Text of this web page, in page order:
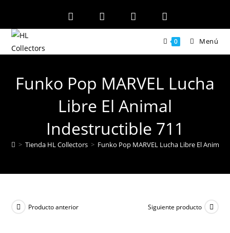
contenido
0 Menú
Funko Pop MARVEL Lucha
Libre El Animal
Indestructible 711
> Tienda HL Collectors > Funko Pop MARVEL Lucha Libre El Animal
Producto anterior Siguiente producto